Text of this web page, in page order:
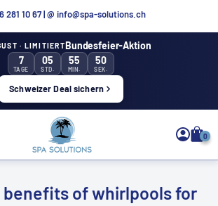
281 10 67|@ info@spa-solutions.ch
· LIMITIERTBundesfeier-Aktion
7
TAGE
05
STD.
55
MIN.
50
SEK.
Schweizer Deal sichern
Solutions
0
benefits of whirlpools for